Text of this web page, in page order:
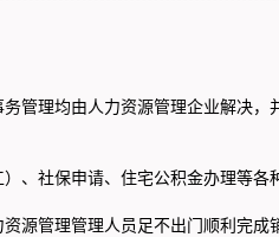
管理均由人力资源管理企业解决，
、社保申请、住宅公积金办理等各
源管理管理人员足不出门顺利完成